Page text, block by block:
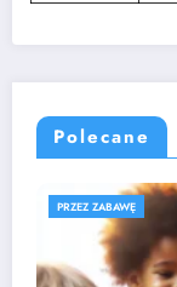
Polecane
ROZWÓJ DZIECKA